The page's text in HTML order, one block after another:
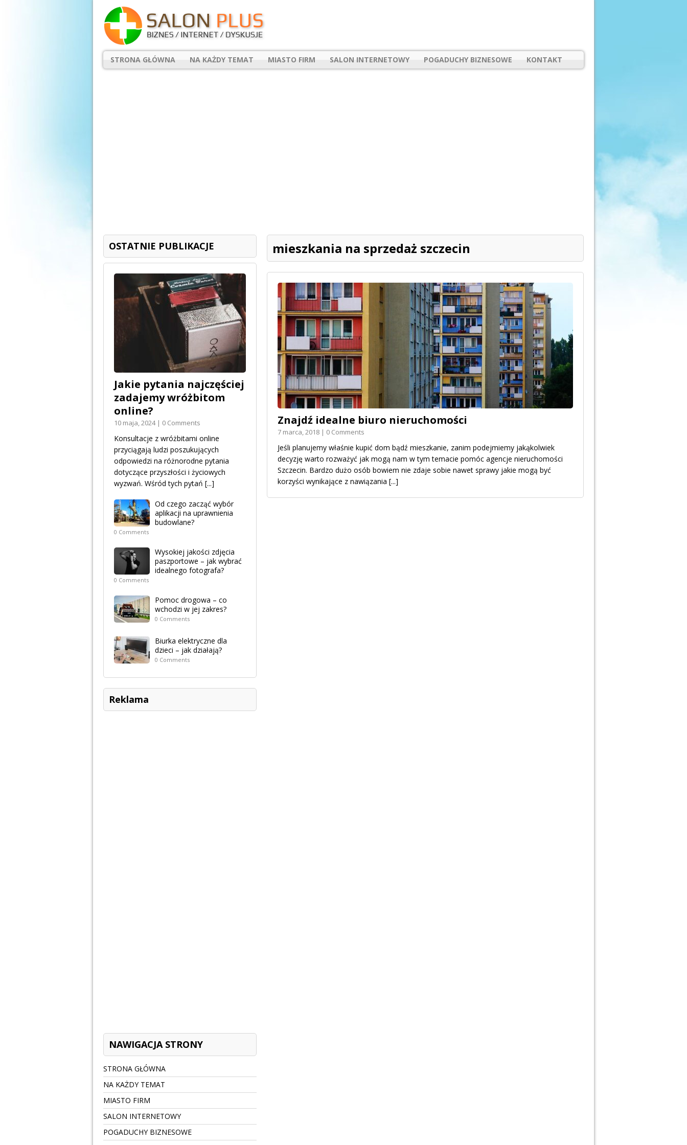
STRONA GŁÓWNA NA KAŻDY TEMAT MIASTO FIRM SALON INTERNETOWY POGADUCHY BIZNESOWE KONTAKT
mieszkania na sprzedaż szczecin
Znajdź idealne biuro nieruchomości
7 marca, 2018 | 0 Comments
Jeśli planujemy właśnie kupić dom bądź mieszkanie, zanim podejmiemy jakąkolwiek
decyzję warto rozważyć jak mogą nam w tym temacie pomóc agencje nieruchomości
Szczecin. Bardzo dużo osób bowiem nie zdaje sobie nawet sprawy jakie mogą być
korzyści wynikające z nawiązania [...]
OSTATNIE PUBLIKACJE
Jakie pytania najczęściej
zadajemy wróżbitom
online?
10 maja, 2024 | 0 Comments
Konsultacje z wróżbitami online
przyciągają ludzi poszukujących
odpowiedzi na różnorodne pytania
dotyczące przyszłości i życiowych
wyzwań. Wśród tych pytań [...]
Od czego zacząć wybór
aplikacji na uprawnienia
budowlane?
0 Comments
Wysokiej jakości zdjęcia
paszportowe – jak wybrać
idealnego fotografa?
0 Comments
Pomoc drogowa – co
wchodzi w jej zakres?
0 Comments
Biurka elektryczne dla
dzieci – jak działają?
0 Comments
Reklama
NAWIGACJA STRONY
STRONA GŁÓWNA
NA KAŻDY TEMAT
MIASTO FIRM
SALON INTERNETOWY
POGADUCHY BIZNESOWE